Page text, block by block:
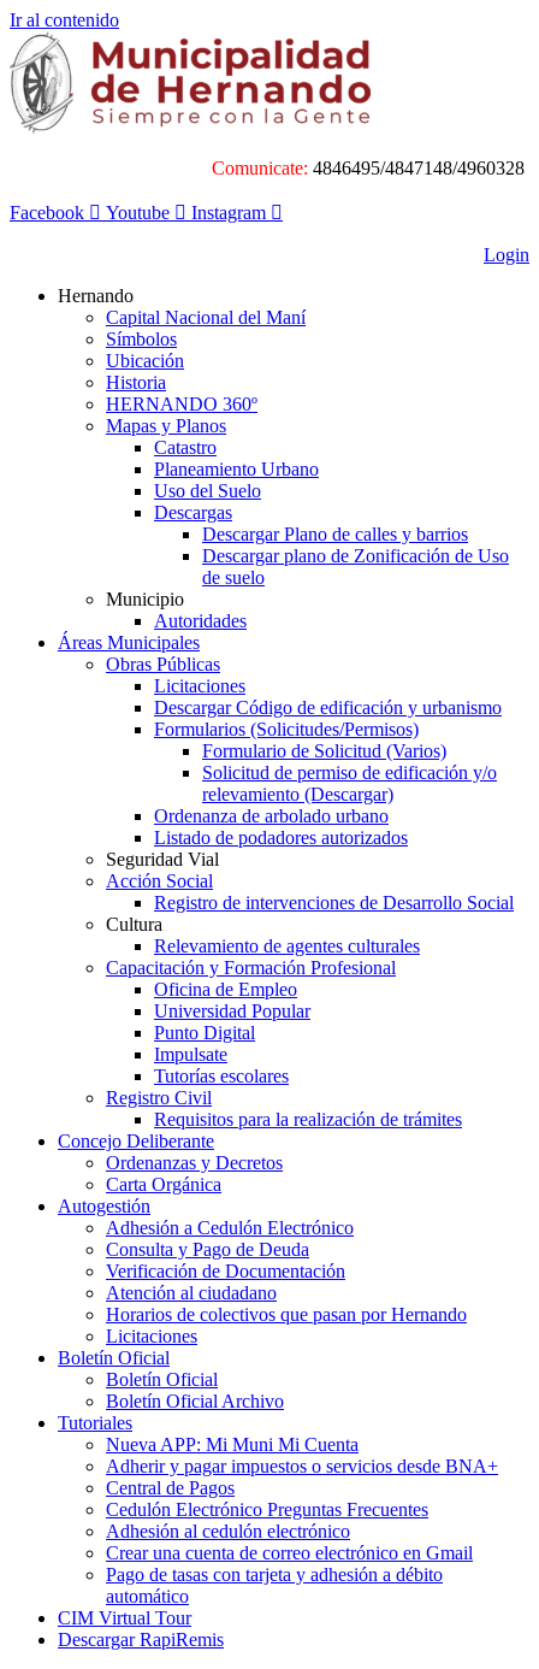
Ir al contenido
Comunicate: 4846495/4847148/4960328
Facebook Youtube Instagram
Login
Hernando
Capital Nacional del Maní
Símbolos
Ubicación
Historia
HERNANDO 360º
Mapas y Planos
Catastro
Planeamiento Urbano
Uso del Suelo
Descargas
Descargar Plano de calles y barrios
Descargar plano de Zonificación de Uso
de suelo
Municipio
Autoridades
Áreas Municipales
Obras Públicas
Licitaciones
Descargar Código de edificación y urbanismo
Formularios (Solicitudes/Permisos)
Formulario de Solicitud (Varios)
Solicitud de permiso de edificación y/o
relevamiento (Descargar)
Ordenanza de arbolado urbano
Listado de podadores autorizados
Seguridad Vial
Acción Social
Registro de intervenciones de Desarrollo Social
Cultura
Relevamiento de agentes culturales
Capacitación y Formación Profesional
Oficina de Empleo
Universidad Popular
Punto Digital
Impulsate
Tutorías escolares
Registro Civil
Requisitos para la realización de trámites
Concejo Deliberante
Ordenanzas y Decretos
Carta Orgánica
Autogestión
Adhesión a Cedulón Electrónico
Consulta y Pago de Deuda
Verificación de Documentación
Atención al ciudadano
Horarios de colectivos que pasan por Hernando
Licitaciones
Boletín Oficial
Boletín Oficial
Boletín Oficial Archivo
Tutoriales
Nueva APP: Mi Muni Mi Cuenta
Adherir y pagar impuestos o servicios desde BNA+
Central de Pagos
Cedulón Electrónico Preguntas Frecuentes
Adhesión al cedulón electrónico
Crear una cuenta de correo electrónico en Gmail
Pago de tasas con tarjeta y adhesión a débito
automático
CIM Virtual Tour
Descargar RapiRemis